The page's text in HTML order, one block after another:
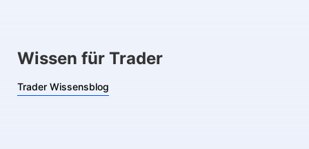
Wissen für Trader
Trader Wissensblog